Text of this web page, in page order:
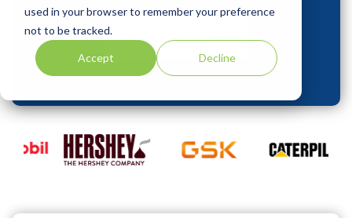
used in your browser to remember your preference
not to be tracked.
Accept Decline